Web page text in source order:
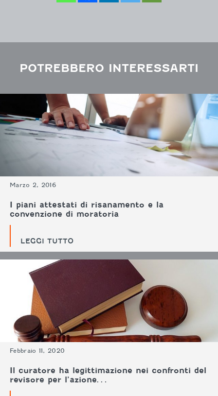
POTREBBERO INTERESSARTI
Marzo 2, 2016
I piani attestati di risanamento e la
convenzione di moratoria
LEGGI TUTTO
Febbraio 11, 2020
Il curatore ha legittimazione nei confronti del
revisore per l’azione…